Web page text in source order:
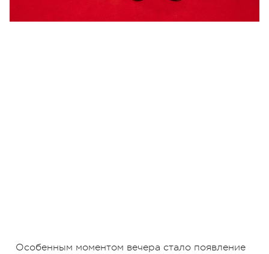
Особенным моментом вечера стало появление